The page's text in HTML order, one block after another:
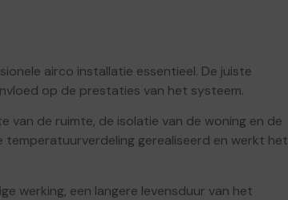
airco installatie essentieel. De juiste
op de prestaties van het systeem.
de ruimte, de isolatie van de woning en de
gerealiseerd en werkt het
werking, een langere levensduur van het